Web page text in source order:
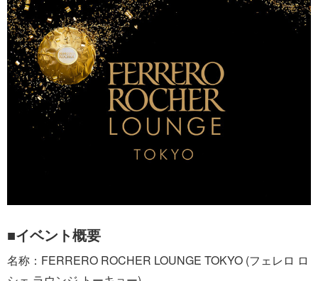
■イベント概要
名称：FERRERO ROCHER LOUNGE TOKYO (フェレロ ロ